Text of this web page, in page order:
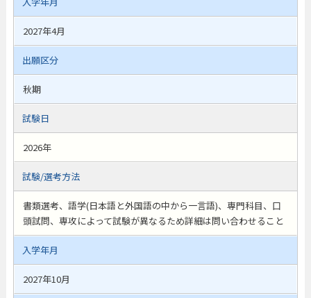
2027年4月
出願区分
秋期
試験日
2026年
試験/選考方法
書類選考、語学(日本語と外国語の中から一言語)、専門科目、口
頭試問、専攻によって試験が異なるため詳細は問い合わせること
入学年月
2027年10月